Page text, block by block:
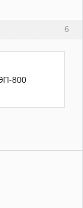
6
800